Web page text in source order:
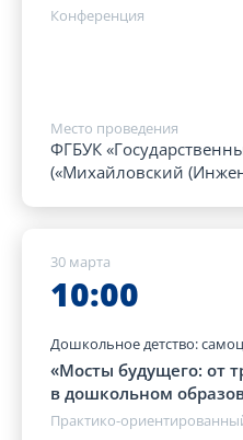
Конференция
Место проведения
ФГБУК
(«Михайловский
30 марта
10:00
Дошкольное детство:
«Мосты будущего: от
в дошкольном
Практико-